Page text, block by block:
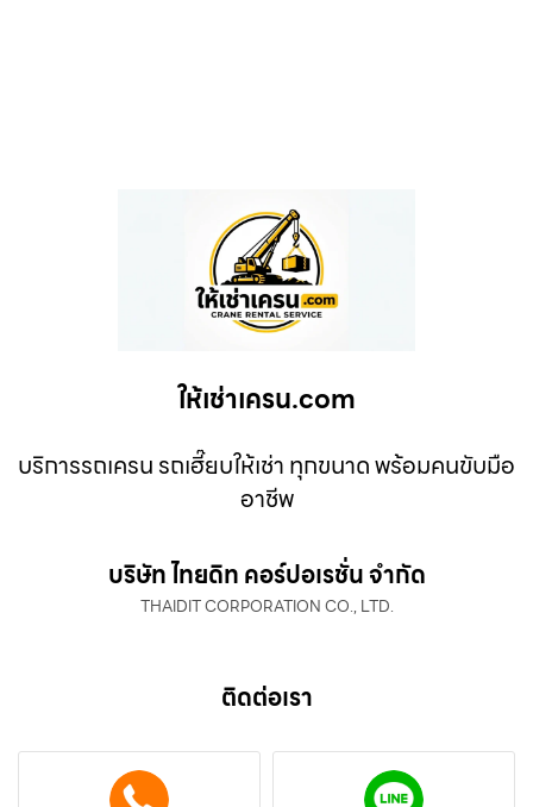
ให้เช่าเครน.com
บริการรถเครน รถเฮี๊ยบให้เช่า ทุกขนาด พร้อมคนขับมือ
อาชีพ
บริษัท ไทยดิท คอร์ปอเรชั่น จำกัด
THAIDIT CORPORATION CO., LTD.
ติดต่อเรา